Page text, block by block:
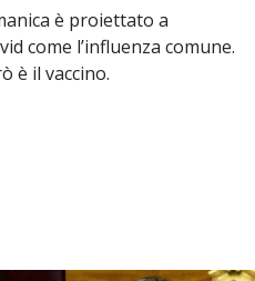
è proiettato a
come l’influenza comune.
è il vaccino.